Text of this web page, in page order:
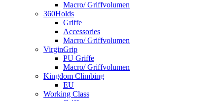
Macro/ Griffvolumen
360Holds
Griffe
Accessories
Macro/ Griffvolumen
VirginGrip
PU Griffe
Macro/ Griffvolumen
Kingdom Climbing
EU
Working Class